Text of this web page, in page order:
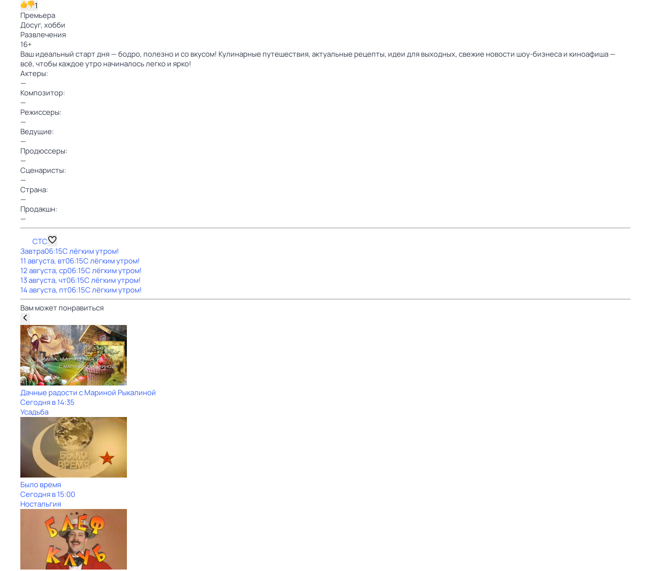
1
Премьера
Досуг, хобби
Развлечения
16+
Ваш идеальный старт дня — бодро, полезно и со вкусом! Кулинарные путешествия, актуальные рецепты, идеи для выходных, свежие новости шоу-бизнеса и киноафиша —
всё, чтобы каждое утро начиналось легко и ярко!
Актеры:
—
Композитор:
—
Режиссеры:
—
Ведущие:
—
Продюссеры:
—
Сценаристы:
—
Страна:
—
Продакшн:
—
СТС
Завтра06:15С лёгким утром!
11 августа, вт06:15С лёгким утром!
12 августа, ср06:15С лёгким утром!
13 августа, чт06:15С лёгким утром!
14 августа, пт06:15С лёгким утром!
Вам может понравиться
Дачные радости с Мариной Рыкалиной
Сегодня в 14:35
Усадьба
Было время
Сегодня в 15:00
Ностальгия